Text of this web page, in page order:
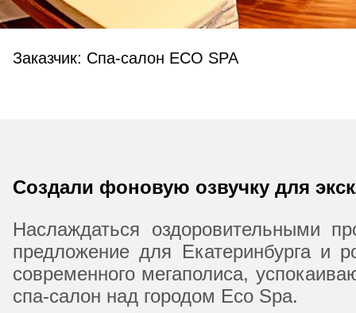
Заказчик: Спа-салон ECO SPA
Создали фоновую озвучку для
Наслаждаться оздоровительными
предложение для Екатеринбурга и
современного мегаполиса,
спа-салон над городом Eco Spa.